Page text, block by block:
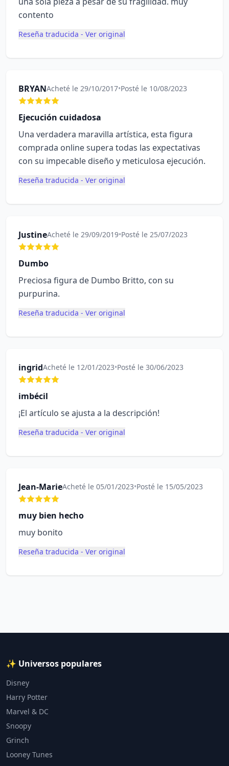
contento
Reseña traducida - Ver original
BRYANAcheté le 29/10/2017•Posté le 10/08/2023
Ejecución cuidadosa
Una verdadera maravilla artística, esta figura
comprada online supera todas las expectativas
con su impecable diseño y meticulosa ejecución.
Reseña traducida - Ver original
JustineAcheté le 29/09/2019•Posté le 25/07/2023
Dumbo
Preciosa figura de Dumbo Britto, con su
purpurina.
Reseña traducida - Ver original
ingridAcheté le 12/01/2023•Posté le 30/06/2023
imbécil
¡El artículo se ajusta a la descripción!
Reseña traducida - Ver original
Jean-MarieAcheté le 05/01/2023•Posté le 15/05/2023
muy bien hecho
muy bonito
Reseña traducida - Ver original
✨ Universos populares
Disney
Harry Potter
Marvel & DC
Snoopy
Grinch
Looney Tunes